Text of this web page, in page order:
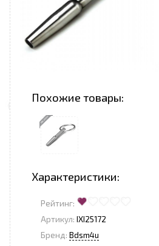
Похожие товары:
Характеристики:
Рейтинг:
Артикул: IXI25172
Бренд: Bdsm4u